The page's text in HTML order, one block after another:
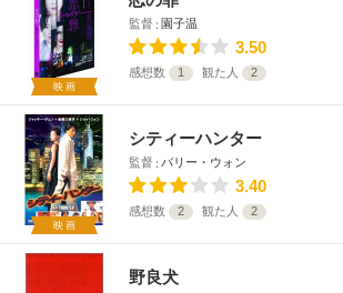
映画
監督 園子温
3.50
感想数 1 観た人 2
映画
シティーハンター
監督 バリー・ウォン
3.40
感想数 2 観た人 2
野良犬